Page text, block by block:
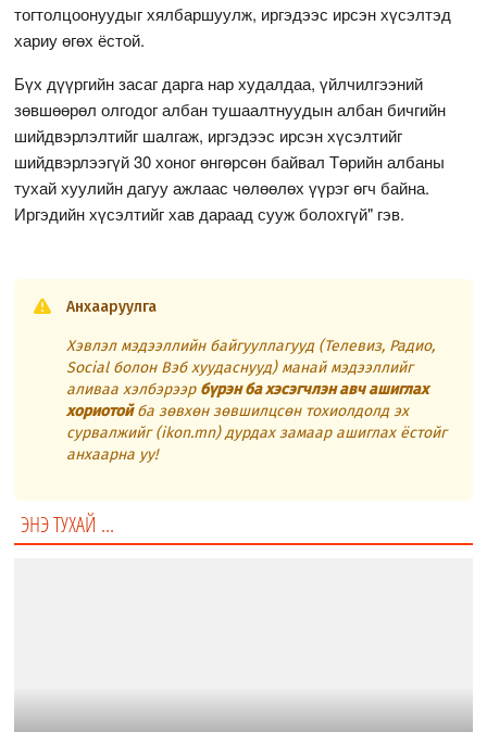
тогтолцоонуудыг хялбаршуулж, иргэдээс ирсэн хүсэлтэд
хариу өгөх ёстой.
Бүх дүүргийн засаг дарга нар худалдаа, үйлчилгээний
зөвшөөрөл олгодог албан тушаалтнуудын албан бичгийн
шийдвэрлэлтийг шалгаж, иргэдээс ирсэн хүсэлтийг
шийдвэрлээгүй 30 хоног өнгөрсөн байвал Төрийн албаны
тухай хуулийн дагуу ажлаас чөлөөлөх үүрэг өгч байна.
Иргэдийн хүсэлтийг хав дараад сууж болохгүй" гэв.
Анхааруулга
Хэвлэл мэдээллийн байгууллагууд (Телевиз, Радио,
Social болон Вэб хуудаснууд) манай мэдээллийг
аливаа хэлбэрээр бүрэн ба хэсэгчлэн авч ашиглах
хориотойба зөвхөн зөвшилцсөн тохиолдолд эх
сурвалжийг (ikon.mn) дурдах замаар ашиглах ёстойг
анхаарна уу!
ЭНЭ ТУХАЙ ...